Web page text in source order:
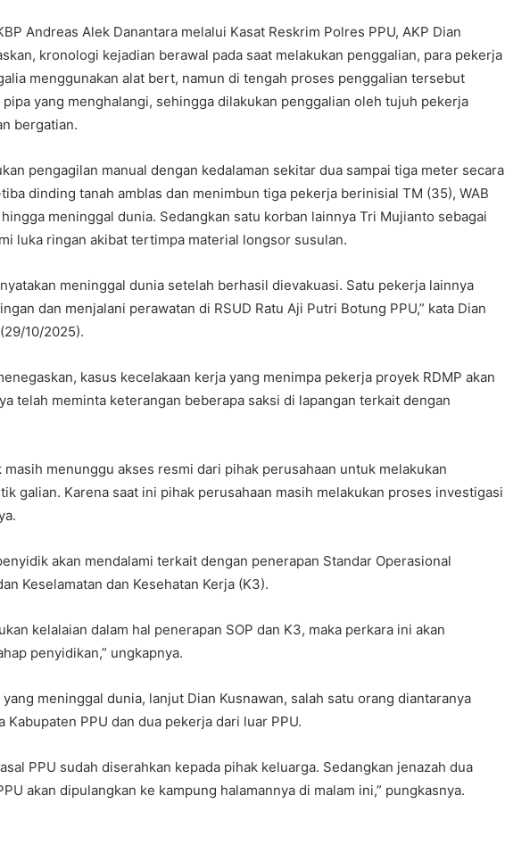
Andreas Alek Danantara melalui Kasat Reskrim Polres PPU, AKP Dian
kronologi kejadian berawal pada saat melakukan penggalian, para pekerja
menggunakan alat bert, namun di tengah proses penggalian tersebut
yang menghalangi, sehingga dilakukan penggalian oleh tujuh pekerja
bergatian.
pengagilan manual dengan kedalaman sekitar dua sampai tiga meter secara
dinding tanah amblas dan menimbun tiga pekerja berinisial TM (35), WAB
meninggal dunia. Sedangkan satu korban lainnya Tri Mujianto sebagai
luka ringan akibat tertimpa material longsor susulan.
meninggal dunia setelah berhasil dievakuasi. Satu pekerja lainnya
dan menjalani perawatan di RSUD Ratu Aji Putri Botung PPU,” kata Dian
10/2025).
kasus kecelakaan kerja yang menimpa pekerja proyek RDMP akan
telah meminta keterangan beberapa saksi di lapangan terkait dengan
masih menunggu akses resmi dari pihak perusahaan untuk melakukan
galian. Karena saat ini pihak perusahaan masih melakukan proses investigasi
akan mendalami terkait dengan penerapan Standar Operasional
Keselamatan dan Kesehatan Kerja (K3).
kelalaian dalam hal penerapan SOP dan K3, maka perkara ini akan
penyidikan,” ungkapnya.
meninggal dunia, lanjut Dian Kusnawan, salah satu orang diantaranya
Kabupaten PPU dan dua pekerja dari luar PPU.
PPU sudah diserahkan kepada pihak keluarga. Sedangkan jenazah dua
akan dipulangkan ke kampung halamannya di malam ini,” pungkasnya.